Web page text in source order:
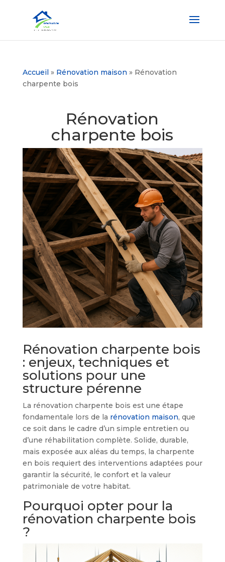
Accueil» Rénovation maison » Rénovation
charpente bois
Rénovation
charpente bois
Rénovation charpente bois
: enjeux, techniques et
solutions pour une
structure pérenne
La rénovation charpente bois est une étape
fondamentale lors de la rénovation maison, que
ce soit dans le cadre d’un simple entretien ou
d’une réhabilitation complète. Solide, durable,
mais exposée aux aléas du temps, la charpente
en bois requiert des interventions adaptées pour
garantir la sécurité, le confort et la valeur
patrimoniale de votre habitat.
Pourquoi opter pour la
rénovation charpente bois
?